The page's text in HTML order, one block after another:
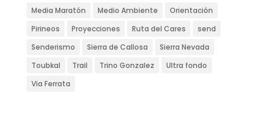
Media Maratón
Medio Ambiente
Orientación
Pirineos
Proyecciones Ruta del Cares
send
Senderismo
Sierra de Callosa
Sierra Nevada
Toubkal
Trail Trino Gonzalez
Ultra fondo
Via Ferrata